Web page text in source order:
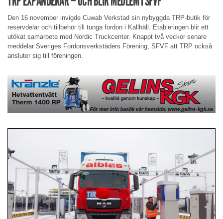
Den 16 november invigde Cuwab Verkstad sin nybyggda TRP-butik för
reservdelar och tillbehör till tunga fordon i Kallhäll. Etableringen blir ett
utökat samarbete med Nordic Truckcenter. Knappt två veckor senare
meddelar Sveriges Fordonsverkstäders Förening, SFVF att TRP också
ansluter sig till föreningen.